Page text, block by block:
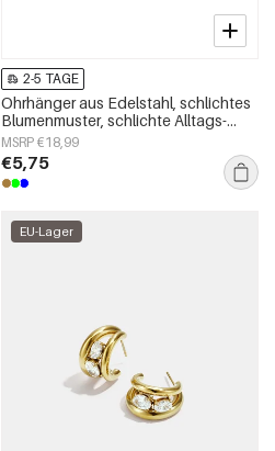
2-5 TAGE
Ohrhänger aus Edelstahl, schlichtes
Blumenmuster, schlichte Alltags-
Serie, Damenschmuck
MSRP €18,99
€5,75
EU-Lager